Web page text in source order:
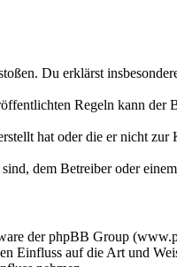
Du erklärst
Regeln kann
hat oder die er nicht zur
dem Betreiber oder
der phpBB Group
Einfluss auf die Art und